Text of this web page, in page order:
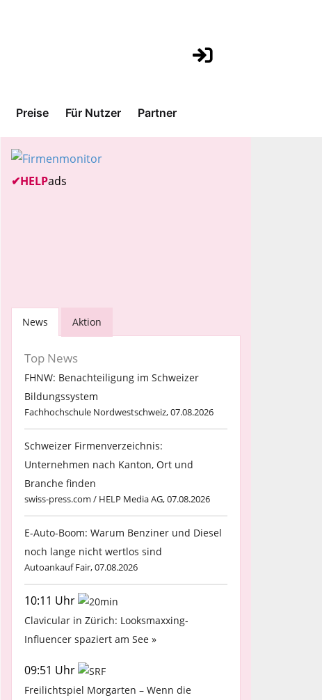
Preise Für Nutzer Partner
✔HELPads
News Aktion
Top News
FHNW: Benachteiligung im Schweizer
Bildungssystem
Fachhochschule Nordwestschweiz, 07.08.2026
Schweizer Firmenverzeichnis:
Unternehmen nach Kanton, Ort und
Branche finden
swiss-press.com / HELP Media AG, 07.08.2026
E-Auto-Boom: Warum Benziner und Diesel
noch lange nicht wertlos sind
Autoankauf Fair, 07.08.2026
10:11 Uhr
Clavicular in Zürich: Looksmaxxing-
Influencer spaziert am See »
09:51 Uhr
Freilichtspiel Morgarten – Wenn die